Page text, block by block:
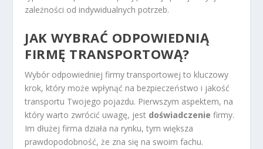
zależności od indywidualnych potrzeb.
JAK WYBRAĆ ODPOWIEDNIĄ
FIRMĘ TRANSPORTOWĄ?
Wybór odpowiedniej firmy transportowej to kluczowy
krok, który może wpłynąć na bezpieczeństwo i jakość
transportu Twojego pojazdu. Pierwszym aspektem, na
który warto zwrócić uwagę, jest doświadczenie firmy.
Im dłużej firma działa na rynku, tym większa
prawdopodobność, że zna się na swoim fachu.